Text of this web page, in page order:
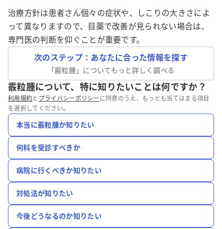
治療方針は患者さん個々の症状や、しこりの大きさによ
って異なりますので、目薬で改善が見られない場合は、
専門医の判断を仰ぐことが重要です。
次のステップ：あなたに合った情報を探す
「霰粒腫」についてもっと詳しく調べる
霰粒腫について、特に知りたいことは何ですか？
利用規約と プライバシーポリシー に同意のうえ、もっとも当てはまる項目
を選択してください。
本当に霰粒腫か知りたい
何科を受診すべきか
病院に行くべきか知りたい
対処法が知りたい
今後どうなるのか知りたい